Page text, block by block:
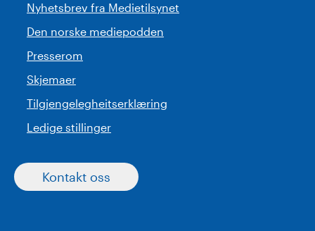
Nyhetsbrev fra Medietilsynet
Den norske mediepodden
Presserom
Skjemaer
Tilgjengelegheitserklæring
Ledige stillinger
Kontakt oss